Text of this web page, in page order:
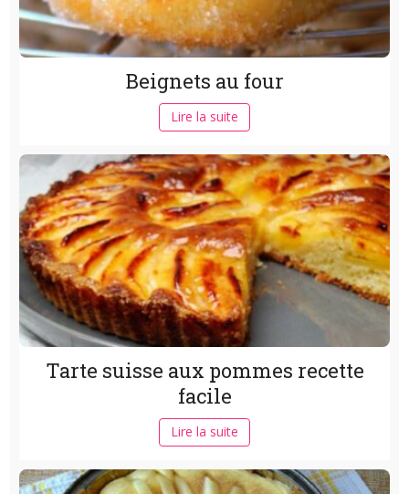
Beignets au four
Lire la suite
Tarte suisse aux pommes recette
facile
Lire la suite